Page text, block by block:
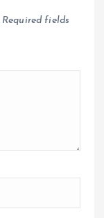
Required fields